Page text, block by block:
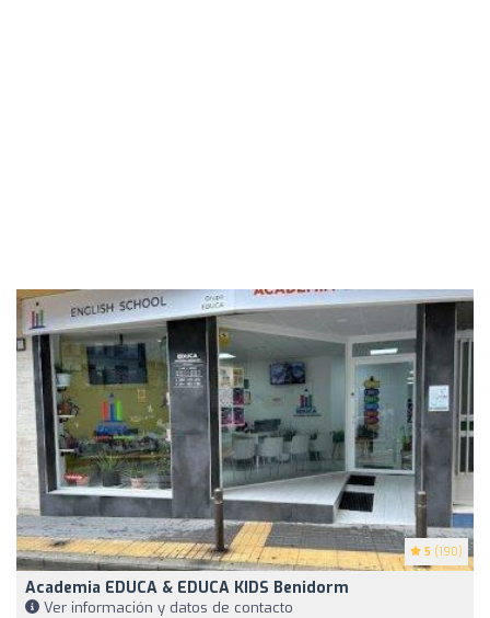
5 (190)
Academia EDUCA & EDUCA KIDS Benidorm
Ver información y datos de contacto